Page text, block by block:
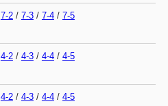
7-2/ 7-3/ 7-4/ 7-5
4-2/ 4-3/ 4-4/ 4-5
4-2/ 4-3/ 4-4/ 4-5